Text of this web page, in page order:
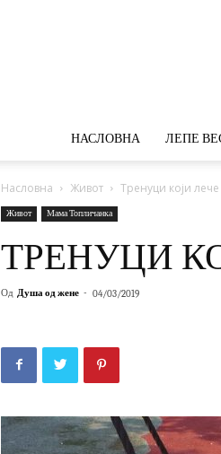
НАСЛОВНА ЛЕПЕ
Насловна Живот Тренуци који лече
Живот Мама Топличанка
ТРЕНУЦИ
Од Душа од жене - 04/03/2019